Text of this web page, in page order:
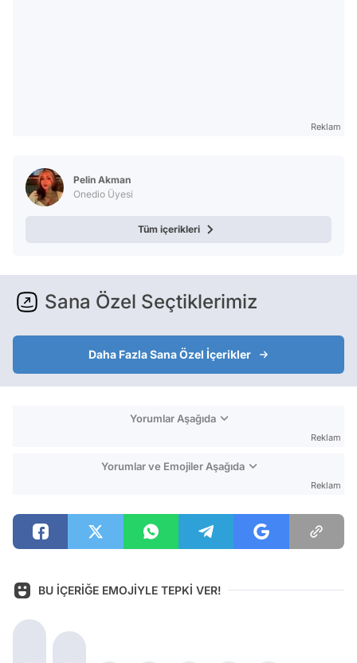
Reklam
Pelin Akman
Onedio Üyesi
Tüm içerikleri
Sana Özel Seçtiklerimiz
Daha Fazla Sana Özel İçerikler
Yorumlar Aşağıda
Reklam
Yorumlar ve Emojiler Aşağıda
Reklam
BU İÇERİĞE EMOJİYLE TEPKİ VER!